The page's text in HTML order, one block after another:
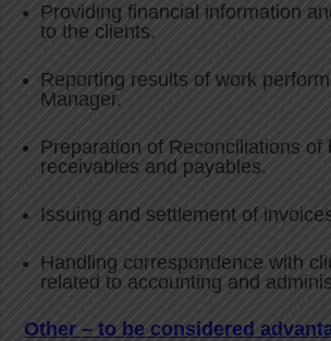
Providing financial information
to the clients.
Reporting results of work
Manager.
Preparation of Reconciliations of
receivables and payables.
Issuing and settlement of
Handling correspondence with
related to accounting and
Other – to be considered